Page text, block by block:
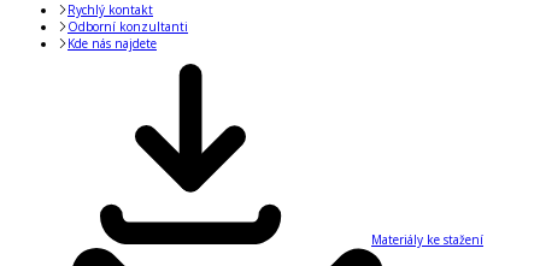
Rychlý kontakt
Odborní konzultanti
Kde nás najdete
Materiály ke stažení